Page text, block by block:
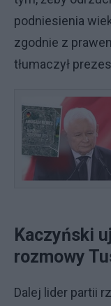
podniesienia
zgodnie z
tłumaczył
Kaczyński
rozmowy
Dalej lider partii